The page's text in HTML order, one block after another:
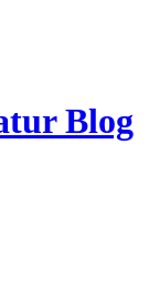
Blog